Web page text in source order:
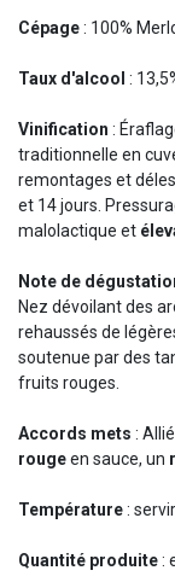
Cépage: 100%
Taux d'alcool :
Vinification :
traditionnelle en
remontages et
et 14 jours.
malolactique et
Note de
Nez dévoilant des
rehaussés de
soutenue par des
fruits rouges.
Accords mets :
rougeen sauce, un
Température:
Quantité produite: